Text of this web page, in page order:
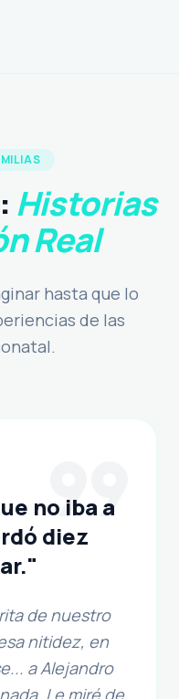
Historias
Real
hasta que lo
de las
format_quote
no iba a
diez
de nuestro
nitidez, en
a Alejandro
Le miré de